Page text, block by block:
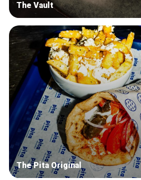
The Vault
The Pita Original